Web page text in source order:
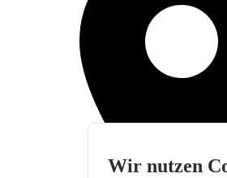
Wir nutzen